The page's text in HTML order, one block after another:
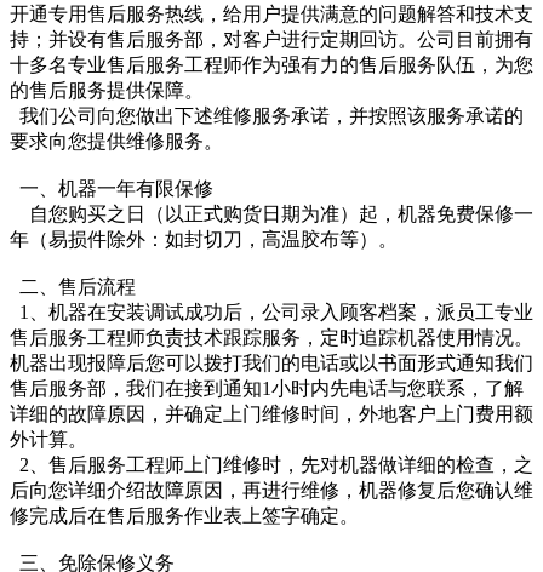
开通专用售后服务热线，给用户提供满意的问题解答和技术支
持；并设有售后服务部，对客户进行定期回访。公司目前拥有
十多名专业售后服务工程师作为强有力的售后服务队伍，为您
的售后服务提供保障。
我们公司向您做出下述维修服务承诺，并按照该服务承诺的
要求向您提供维修服务。
一、机器一年有限保修
自您购买之日（以正式购货日期为准）起，机器免费保修一
年（易损件除外：如封切刀，高温胶布等）。
二、售后流程
1、机器在安装调试成功后，公司录入顾客档案，派员工专业
售后服务工程师负责技术跟踪服务，定时追踪机器使用情况。
机器出现报障后您可以拨打我们的电话或以书面形式通知我们
售后服务部，我们在接到通知1小时内先电话与您联系，了解
详细的故障原因，并确定上门维修时间，外地客户上门费用额
外计算。
2、售后服务工程师上门维修时，先对机器做详细的检查，之
后向您详细介绍故障原因，再进行维修，机器修复后您确认维
修完成后在售后服务作业表上签字确定。
三、免除保修义务